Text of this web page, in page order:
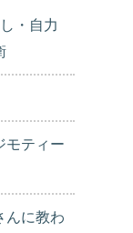
・自力
モティー
んに教わ